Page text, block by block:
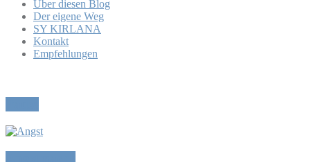
Über diesen Blog
Der eigene Weg
SY KIRLANA
Kontakt
Empfehlungen